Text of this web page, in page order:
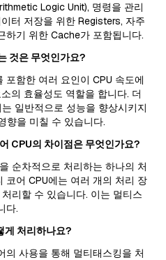
Logic Unit), 명령을 관리
터 저장을 위한 Registers, 자주
하기 위한 Cache가 포함됩니다.
것은 무엇인가요?
포함한 여러 요인이 CPU 속도에
의 효율성도 역할을 합니다. 더
일반적으로 성능을 향상시키지
향을 미칠 수 있습니다.
CPU의 차이점은 무엇인가요?
순차적으로 처리하는 하나의 처
코어 CPU에는 여러 개의 처리 장
리할 수 있습니다. 이는 멀티스
다.
게 처리하나요?
의 사용을 통해 멀티태스킹을 처